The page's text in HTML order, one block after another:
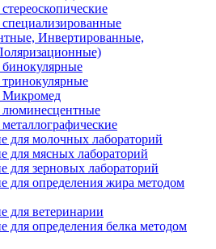
Инвертированные,
для молочных лабораторий
для мясных лабораторий
для зерновых лабораторий
для определения жира методом
для ветеринарии
для определения белка методом